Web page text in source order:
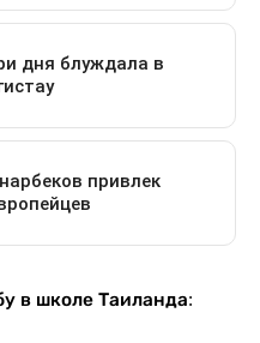
в школе Таиланда: